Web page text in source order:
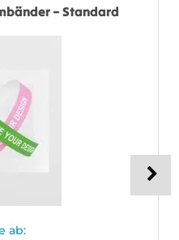
– Standard
ab: